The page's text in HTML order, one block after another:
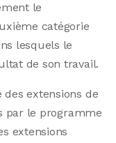
le
catégorie
lesquels le
de son travail.
extensions de
par le programme
extensions